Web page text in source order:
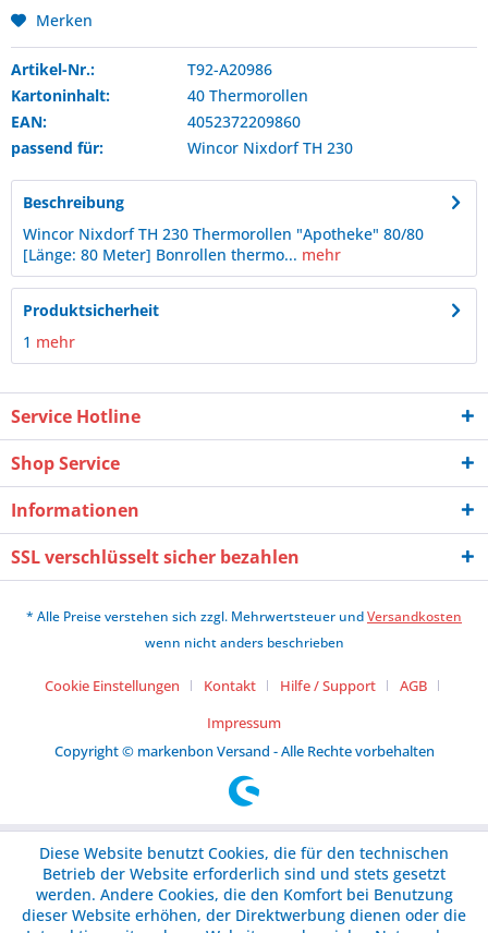
Merken
Artikel-Nr.:
T92-A20986
Kartoninhalt:
40 Thermorollen
EAN:
4052372209860
passend für:
Wincor Nixdorf TH 230
Beschreibung
Wincor Nixdorf TH 230 Thermorollen "Apotheke" 80/80
[Länge: 80 Meter] Bonrollen thermo... mehr
Produktsicherheit
1 mehr
Service Hotline
Shop Service
Informationen
SSL verschlüsselt sicher bezahlen
* Alle Preise verstehen sich zzgl. Mehrwertsteuer undVersandkosten
wenn nicht anders beschrieben
Cookie Einstellungen Kontakt Hilfe / Support
AGB
Impressum
Copyright © markenbon Versand - Alle Rechte vorbehalten
Diese Website benutzt Cookies, die für den technischen
Betrieb der Website erforderlich sind und stets gesetzt
werden. Andere Cookies, die den Komfort bei Benutzung
dieser Website erhöhen, der Direktwerbung dienen oder die